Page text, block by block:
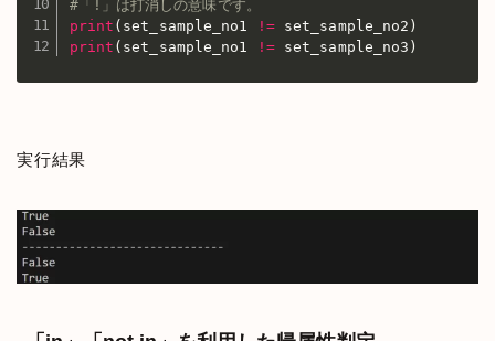
#「!」は打消しの意味です。
print ( set_sample_no1 != set_sample_no2 )
print ( set_sample_no1 != set_sample_no3 )
実行結果